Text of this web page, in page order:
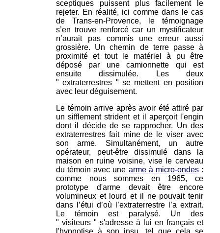
sceptiques puissent plus facilement le
rejeter. En réalité, ici comme dans le cas
de Trans-en-Provence, le témoignage
s’en trouve renforcé car un mystificateur
n’aurait pas commis une erreur aussi
grossière. Un chemin de terre passe à
proximité et tout le matériel à pu être
déposé par une camionnette qui est
ensuite dissimulée. Les deux
" extraterrestres " se mettent en position
avec leur déguisement.
Le témoin arrive après avoir été attiré par
un sifflement strident et il aperçoit l'engin
dont il décide de se rapprocher. Un des
extraterrestres fait mine de le viser avec
son arme. Simultanément, un autre
opérateur, peut-être dissimulé dans la
maison en ruine voisine, vise le cerveau
du témoin avec une arme à micro-ondes:
comme nous sommes en 1965, ce
prototype d'arme devait être encore
volumineux et lourd et il ne pouvait tenir
dans l’étui d’où l’extraterrestre l’a extrait.
Le témoin est paralysé. Un des
" visiteurs " s'adresse à lui en français et